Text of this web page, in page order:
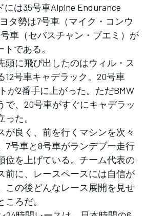
には35号車Alpine Endurance
タ勢は7号車（マイク・コンウ
車（セバスチャン・ブエミ）が
である。
に飛び出したのはウィル・ス
12号車キャデラック。20号車
が2番手に上がった。ただBMW
で、20号車がすぐにキャデラッ
た。
良く、前を行くマシンを次々
7号車と8号車がランデブー走行
位を上げている。チーム代表の
前に、レースペースには自信が
この後どんなレース展開を見せ
ろだ。